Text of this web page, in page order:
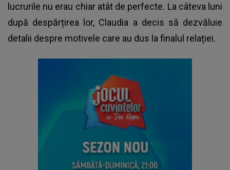
lucrurile nu erau chiar atât de perfecte. La câteva luni
după despărțirea lor, Claudia a decis să dezvăluie
detalii despre motivele care au dus la finalul relației.